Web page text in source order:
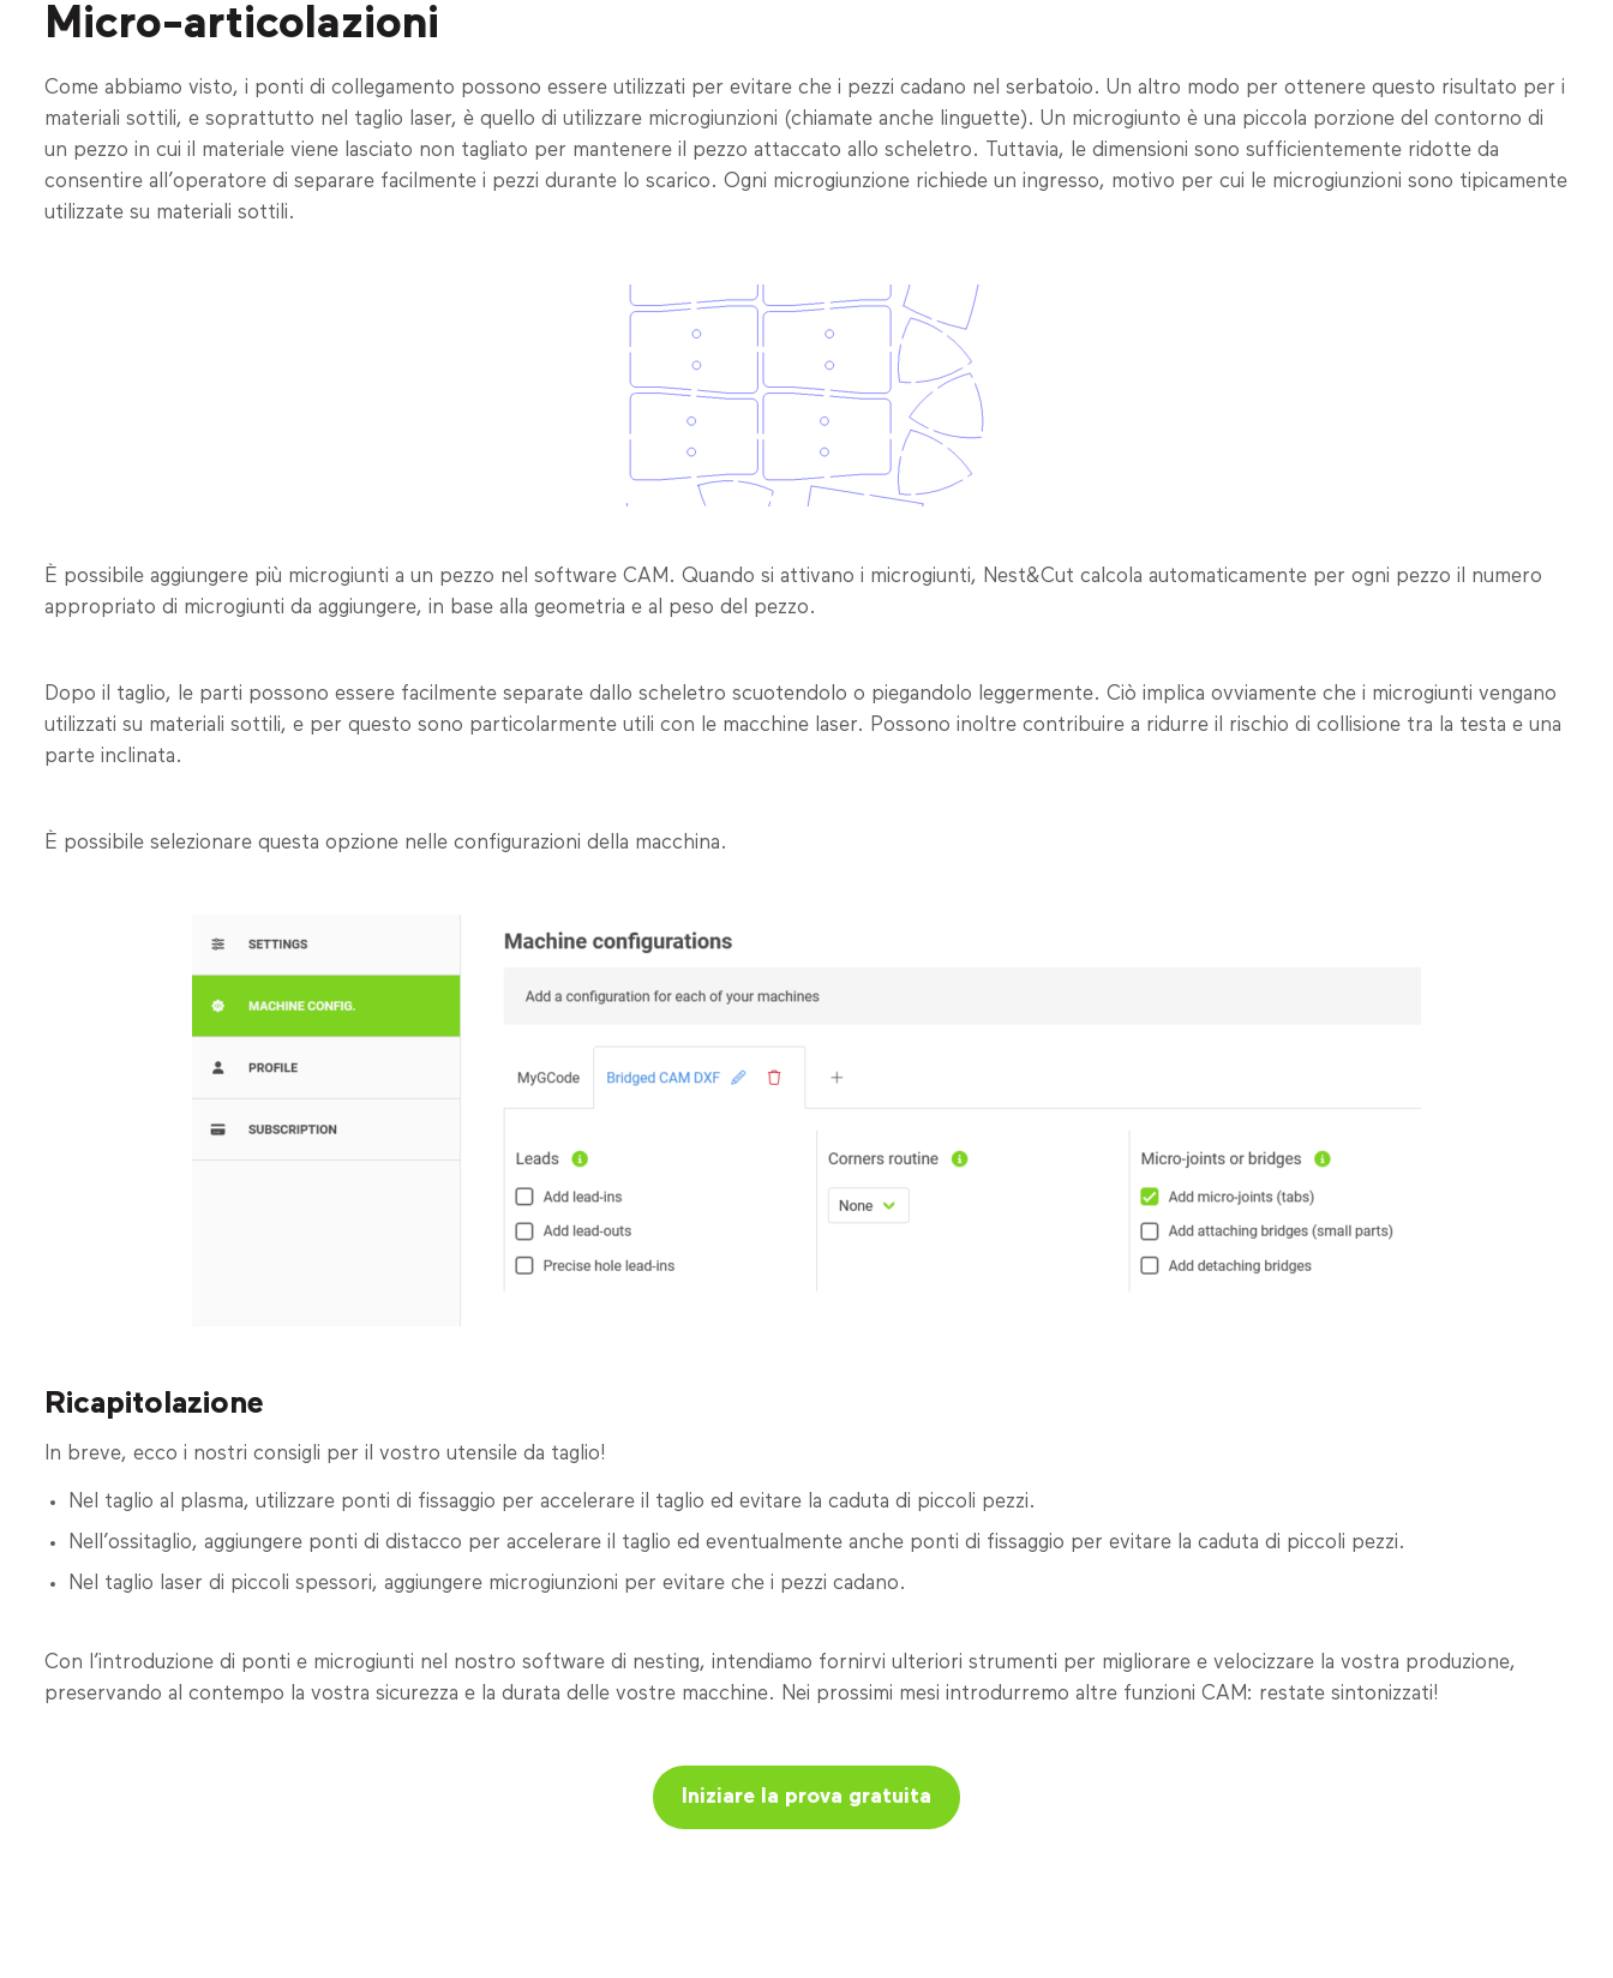
Micro-articolazioni
Come abbiamo visto, i ponti di collegamento possono essere utilizzati per evitare che i pezzi cadano nel serbatoio. Un altro modo per ottenere questo risultato per i
materiali sottili, e soprattutto nel taglio laser, è quello di utilizzare microgiunzioni (chiamate anche linguette). Un microgiunto è una piccola porzione del contorno di
un pezzo in cui il materiale viene lasciato non tagliato per mantenere il pezzo attaccato allo scheletro. Tuttavia, le dimensioni sono sufficientemente ridotte da
consentire all’operatore di separare facilmente i pezzi durante lo scarico. Ogni microgiunzione richiede un ingresso, motivo per cui le microgiunzioni sono tipicamente
utilizzate su materiali sottili.
È possibile aggiungere più microgiunti a un pezzo nel software CAM. Quando si attivano i microgiunti, Nest&Cut calcola automaticamente per ogni pezzo il numero
appropriato di microgiunti da aggiungere, in base alla geometria e al peso del pezzo.
Dopo il taglio, le parti possono essere facilmente separate dallo scheletro scuotendolo o piegandolo leggermente. Ciò implica ovviamente che i microgiunti vengano
utilizzati su materiali sottili, e per questo sono particolarmente utili con le macchine laser. Possono inoltre contribuire a ridurre il rischio di collisione tra la testa e una
parte inclinata.
È possibile selezionare questa opzione nelle configurazioni della macchina.
Ricapitolazione
In breve, ecco i nostri consigli per il vostro utensile da taglio!
Nel taglio al plasma, utilizzare ponti di fissaggio per accelerare il taglio ed evitare la caduta di piccoli pezzi.
Nell’ossitaglio, aggiungere ponti di distacco per accelerare il taglio ed eventualmente anche ponti di fissaggio per evitare la caduta di piccoli pezzi.
Nel taglio laser di piccoli spessori, aggiungere microgiunzioni per evitare che i pezzi cadano.
Con l’introduzione di ponti e microgiunti nel nostro software di nesting, intendiamo fornirvi ulteriori strumenti per migliorare e velocizzare la vostra produzione,
preservando al contempo la vostra sicurezza e la durata delle vostre macchine. Nei prossimi mesi introdurremo altre funzioni CAM: restate sintonizzati!
Iniziare la prova gratuita